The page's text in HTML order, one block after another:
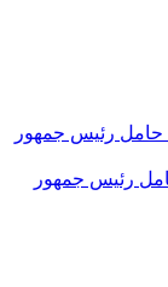
رئیس جمهور